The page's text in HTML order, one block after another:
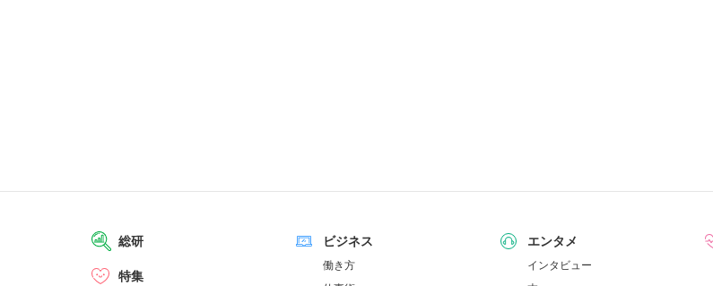
総研
特集
ビジネス
働き方
エンタメ
インタビュー